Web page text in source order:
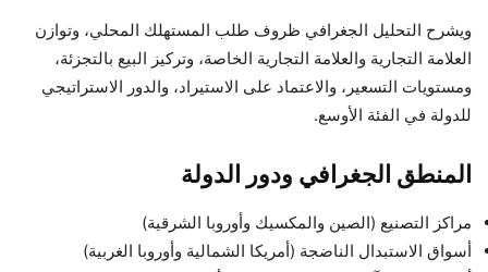
ويشرح التحليل الجغرافي ظروف طلب المستهلك المحلي، وتوازن
العلامة التجارية والعلامة التجارية الخاصة، وتركيز البيع بالتجزئة،
ومستويات التسعير، والاعتماد على الاستيراد، والدور الاستراتيجي
للدولة في الفئة الأوسع.
المنطق الجغرافي ودور الدولة
مراكز التصنيع (الصين والمكسيك وأوروبا الشرقية)
أسواق الاستبدال الناضجة (أمريكا الشمالية وأوروبا الغربية)